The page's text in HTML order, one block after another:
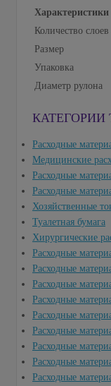
Характеристики
Количество слоев
Размер
Упаковка
Диаметр рулона
КАТЕГОРИИ
Расходные
Медицинские
Расходные
Расходные
Хозяйственные
Туалетная бумага
Хирургические
Расходные
Расходные
Расходные
Расходные
Расходные
Расходные
Расходные
Расходные
Расходные